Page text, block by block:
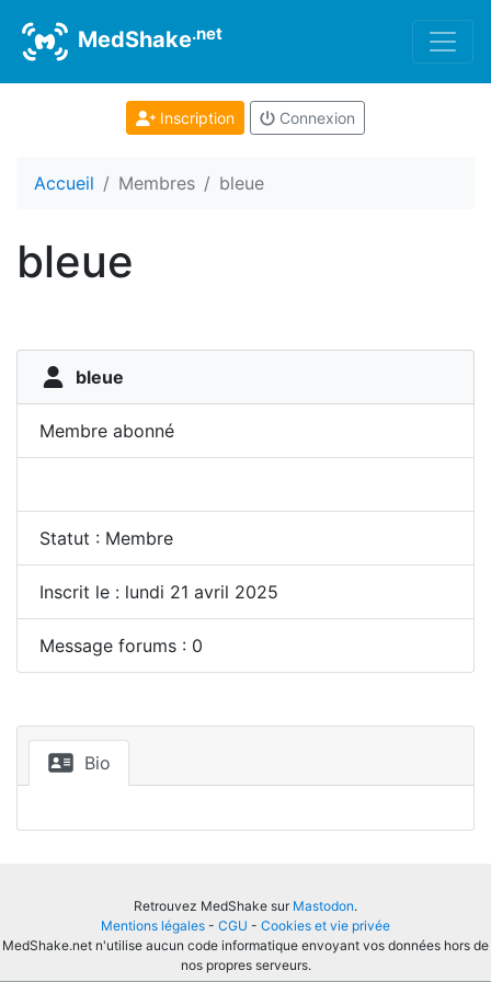
MedShake.net
Inscription Connexion
Accueil Membres bleue
bleue
bleue
Membre abonné
Statut : Membre
Inscrit le : lundi 21 avril 2025
Message forums : 0
Bio
Retrouvez MedShake sur Mastodon.
Mentions légales - CGU - Cookies et vie privée
MedShake.net n'utilise aucun code informatique envoyant vos données hors de
nos propres serveurs.